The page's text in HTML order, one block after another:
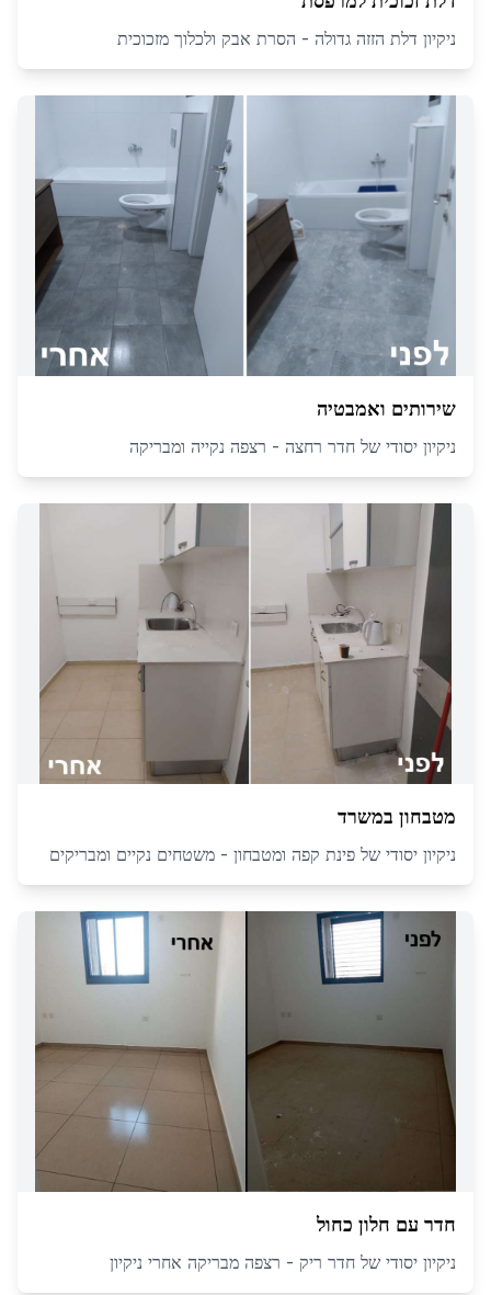
ניקיון דלת הזזה גדולה - הסרת אבק ולכלוך מזכוכית
שירותים ואמבטיה
ניקיון יסודי של חדר רחצה - רצפה נקייה ומבריקה
מטבחון במשרד
ניקיון יסודי של פינת קפה ומטבחון - משטחים נקיים ומבריקים
חדר עם חלון כחול
ניקיון יסודי של חדר ריק - רצפה מבריקה אחרי ניקיון